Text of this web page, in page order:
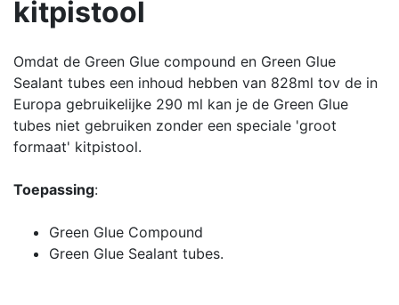
kitpistool
Omdat de Green Glue compound en Green Glue
Sealant tubes een inhoud hebben van 828ml tov de in
Europa gebruikelijke 290 ml kan je de Green Glue
tubes niet gebruiken zonder een speciale 'groot
formaat' kitpistool.
Toepassing:
Green Glue Compound
Green Glue Sealant tubes.